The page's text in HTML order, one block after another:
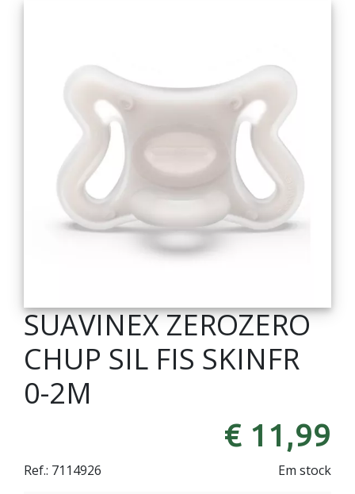
SUAVINEX ZEROZERO
CHUP SIL FIS SKINFR
0-2M
€ 11,99
Em stock
Ref.: 7114926